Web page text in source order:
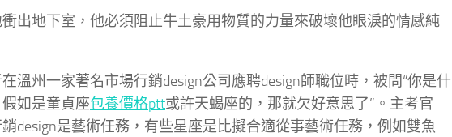
出地下室，他必須阻止牛土豪用物質的力量來破壞他眼淚的情感純
溫州一家著名市場行銷design公司應聘design師職位時，被問“你是什
如是童貞座包養價格ptt或許天蝎座的，那就欠好意思了”。主考官
design是藝術任務，有些星座是比擬合適從事藝術任務，例如雙魚